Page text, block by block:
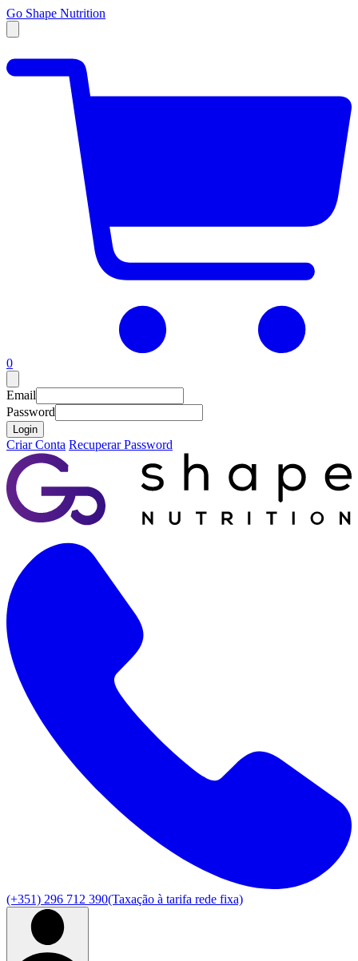
Go Shape Nutrition
0
Email
Password
Login
Criar Conta Recuperar Password
(+351) 296 712 390(Taxação à tarifa rede fixa)